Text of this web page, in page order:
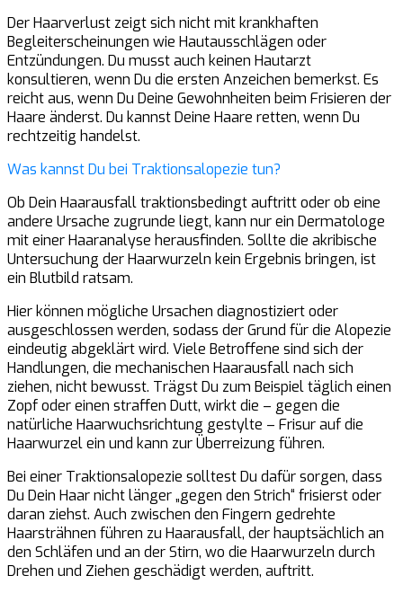
Der Haarverlust zeigt sich nicht mit krankhaften
Begleiterscheinungen wie Hautausschlägen oder
Entzündungen. Du musst auch keinen Hautarzt
konsultieren, wenn Du die ersten Anzeichen bemerkst. Es
reicht aus, wenn Du Deine Gewohnheiten beim Frisieren der
Haare änderst. Du kannst Deine Haare retten, wenn Du
rechtzeitig handelst.
Was kannst Du bei Traktionsalopezie tun?
Ob Dein Haarausfall traktionsbedingt auftritt oder ob eine
andere Ursache zugrunde liegt, kann nur ein Dermatologe
mit einer Haaranalyse herausfinden. Sollte die akribische
Untersuchung der Haarwurzeln kein Ergebnis bringen, ist
ein Blutbild ratsam.
Hier können mögliche Ursachen diagnostiziert oder
ausgeschlossen werden, sodass der Grund für die Alopezie
eindeutig abgeklärt wird. Viele Betroffene sind sich der
Handlungen, die mechanischen Haarausfall nach sich
ziehen, nicht bewusst. Trägst Du zum Beispiel täglich einen
Zopf oder einen straffen Dutt, wirkt die – gegen die
natürliche Haarwuchsrichtung gestylte – Frisur auf die
Haarwurzel ein und kann zur Überreizung führen.
Bei einer Traktionsalopezie solltest Du dafür sorgen, dass
Du Dein Haar nicht länger „gegen den Strich“ frisierst oder
daran ziehst. Auch zwischen den Fingern gedrehte
Haarsträhnen führen zu Haarausfall, der hauptsächlich an
den Schläfen und an der Stirn, wo die Haarwurzeln durch
Drehen und Ziehen geschädigt werden, auftritt.